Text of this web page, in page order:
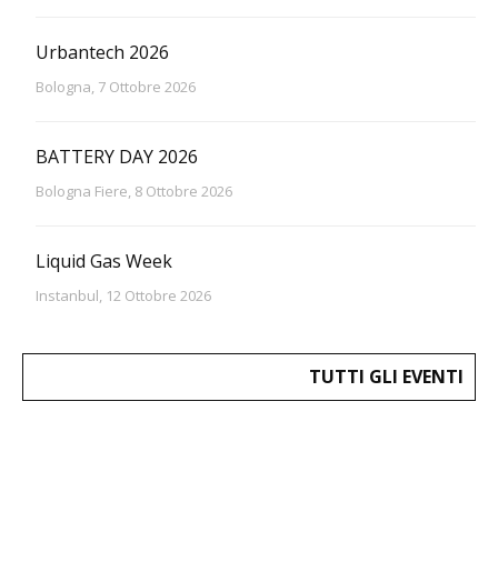
Urbantech 2026
Bologna, 7 Ottobre 2026
BATTERY DAY 2026
Bologna Fiere, 8 Ottobre 2026
Liquid Gas Week
Instanbul, 12 Ottobre 2026
TUTTI GLI EVENTI